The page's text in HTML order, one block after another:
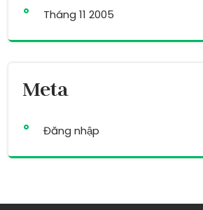
Tháng 11 2005
Meta
Đăng nhập